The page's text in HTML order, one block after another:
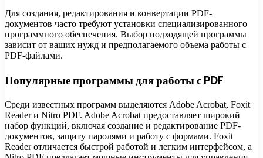
Для создания, редактирования и конвертации PDF-
документов часто требуют установки специализированного
программного обеспечения. Выбор подходящей программы
зависит от ваших нужд и предполагаемого объема работы с
PDF-файлами.
Популярные программы для работы с PDF
Среди известных программ выделяются Adobe Acrobat, Foxit
Reader и Nitro PDF. Adobe Acrobat предоставляет широкий
набор функций, включая создание и редактирование PDF-
документов, защиту паролями и работу с формами. Foxit
Reader отличается быстрой работой и легким интерфейсом, а